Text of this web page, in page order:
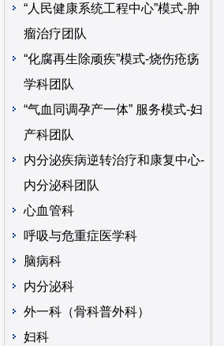
“人民健康系统工程中心”模式-肿
瘤治疗团队
“化腐再生除顽疾”模式-烧伤疮疡
学科团队
“气血同调孕产一体” 服务模式-妇
产科团队
内分泌疾病逆转治疗和康复中心-
内分泌科团队
心血管科
呼吸与危重症医学科
脑病科
内分泌科
外一科（骨科普外科）
妇科